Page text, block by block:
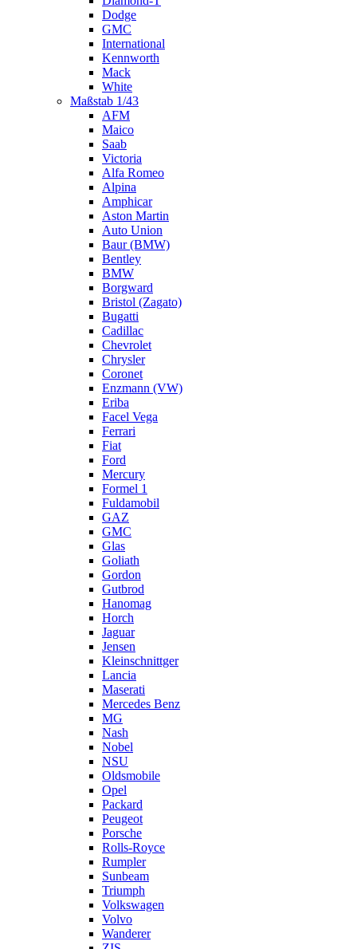
Dodge
GMC
International
Kennworth
Mack
White
Maßstab 1/43
AFM
Maico
Saab
Victoria
Alfa Romeo
Alpina
Amphicar
Aston Martin
Auto Union
Baur (BMW)
Bentley
BMW
Borgward
Bristol (Zagato)
Bugatti
Cadillac
Chevrolet
Chrysler
Coronet
Enzmann (VW)
Eriba
Facel Vega
Ferrari
Fiat
Ford
Mercury
Formel 1
Fuldamobil
GAZ
GMC
Glas
Goliath
Gordon
Gutbrod
Hanomag
Horch
Jaguar
Jensen
Kleinschnittger
Lancia
Maserati
Mercedes Benz
MG
Nash
Nobel
NSU
Oldsmobile
Opel
Packard
Peugeot
Porsche
Rolls-Royce
Rumpler
Sunbeam
Triumph
Volkswagen
Volvo
Wanderer